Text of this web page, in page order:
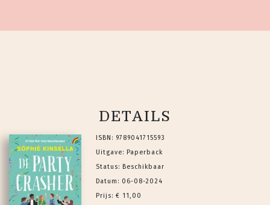
DETAILS
ISBN: 9789041715593
Uitgave: Paperback
Status: Beschikbaar
Datum: 06-08-2024
Prijs: € 11,00